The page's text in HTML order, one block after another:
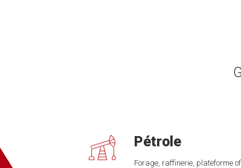
Pétrole
Forage, raffinerie, plateforme